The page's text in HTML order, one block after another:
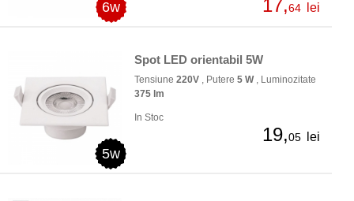
6w 17,64 lei
5w
Spot LED orientabil 5W
Tensiune 220V , Putere 5 W, Luminozitate
375 lm
In Stoc
19,05 lei